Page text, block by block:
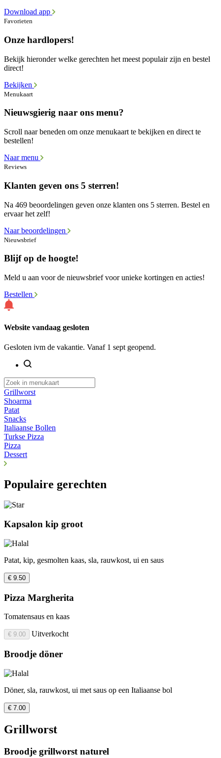
Download app
Favorieten
Onze hardlopers!
Bekijk hieronder welke gerechten het meest populair zijn en bestel
direct!
Bekijken
Menukaart
Nieuwsgierig naar ons menu?
Scroll naar beneden om onze menukaart te bekijken en direct te
bestellen!
Naar menu
Reviews
Klanten geven ons 5 sterren!
Na 469 beoordelingen geven onze klanten ons 5 sterren. Bestel en
ervaar het zelf!
Naar beoordelingen
Nieuwsbrief
Blijf op de hoogte!
Meld u aan voor de nieuwsbrief voor unieke kortingen en acties!
Bestellen
Website vandaag gesloten
Gesloten ivm de vakantie. Vanaf 1 sept geopend.
Grillworst
Shoarma
Patat
Snacks
Italiaanse Bollen
Turkse Pizza
Pizza
Dessert
Populaire gerechten
Kapsalon kip groot
Patat, kip, gesmolten kaas, sla, rauwkost, ui en saus
€ 9.50
Pizza Margherita
Tomatensaus en kaas
€ 9.00 Uitverkocht
Broodje döner
Döner, sla, rauwkost, ui met saus op een Italiaanse bol
€ 7.00
Grillworst
Broodje grillworst naturel